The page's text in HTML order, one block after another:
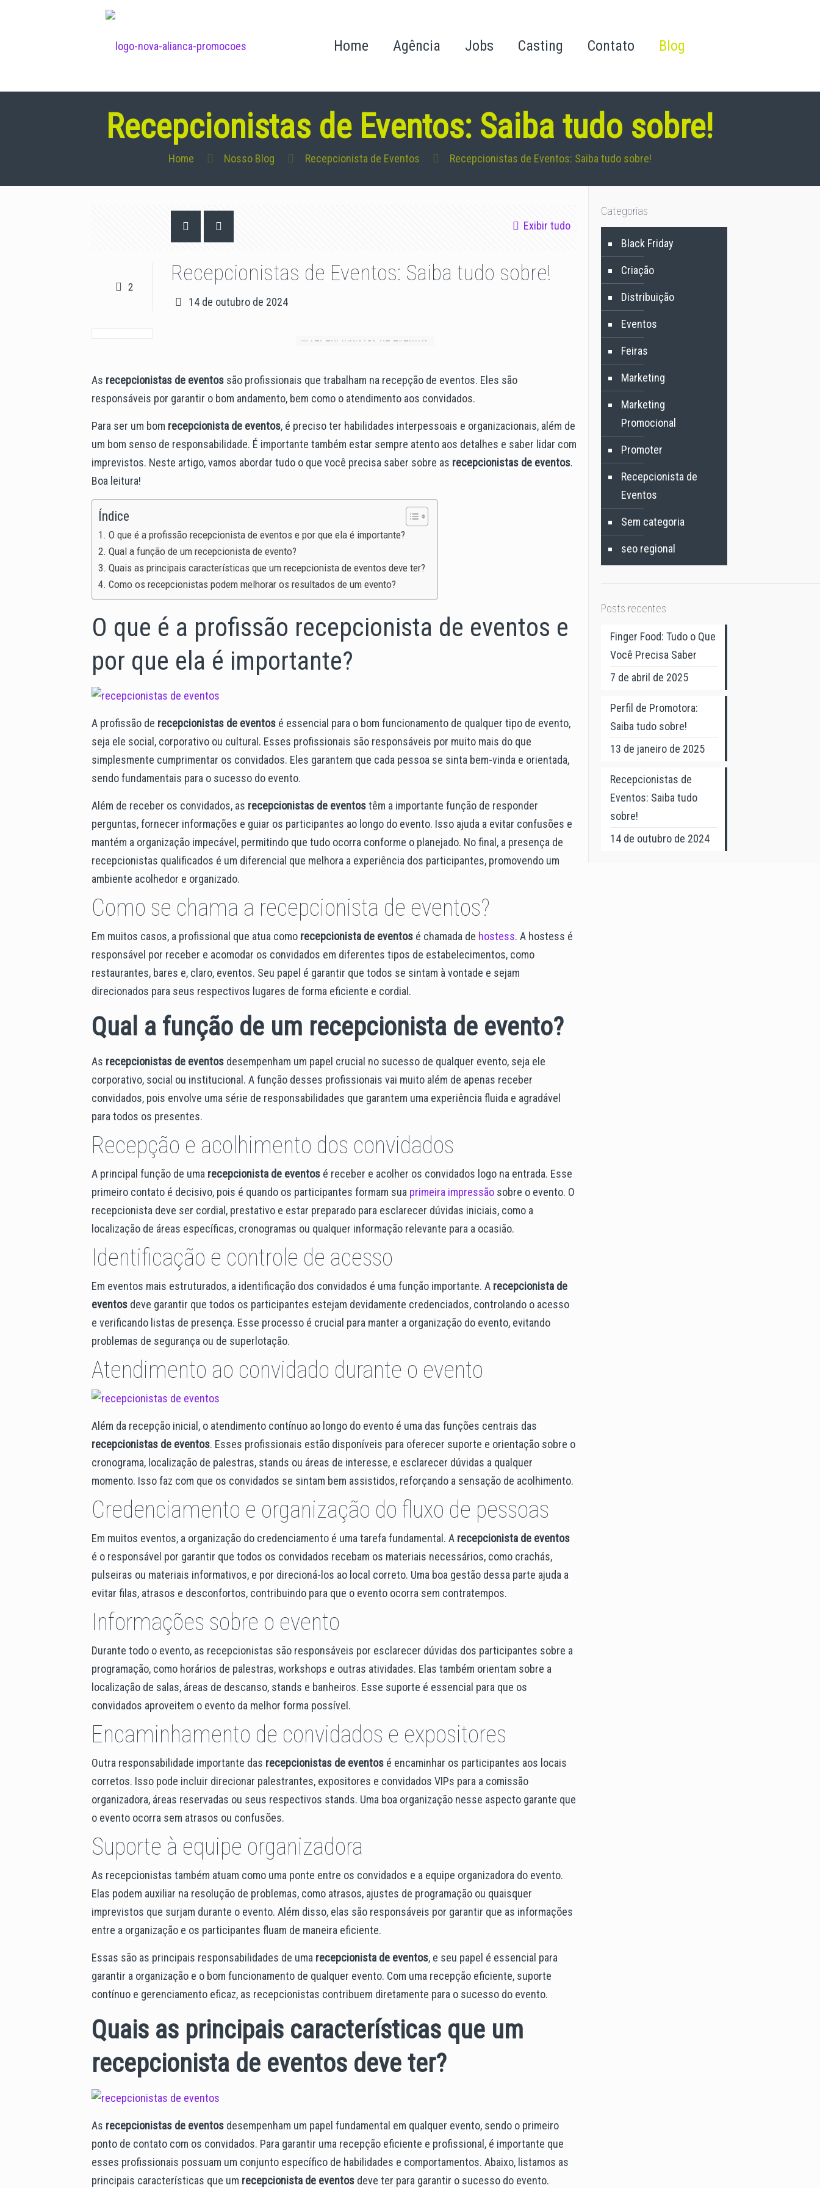
Home Agência Jobs Casting Contato Blog
Recepcionistas de Eventos: Saiba tudo sobre!
Home Nosso Blog Recepcionista de Eventos Recepcionistas de Eventos: Saiba tudo sobre!
Exibir tudo
2
Recepcionistas de Eventos: Saiba tudo sobre!
14 de outubro de 2024
As recepcionistas de eventos são profissionais que trabalham na recepção de eventos. Eles são
responsáveis por garantir o bom andamento, bem como o atendimento aos convidados.
Para ser um bom recepcionista de eventos, é preciso ter habilidades interpessoais e organizacionais, além de
um bom senso de responsabilidade. É importante também estar sempre atento aos detalhes e saber lidar com
imprevistos. Neste artigo, vamos abordar tudo o que você precisa saber sobre as recepcionistas de eventos.
Boa leitura!
Índice
O que é a profissão recepcionista de eventos e por que ela é importante?
Qual a função de um recepcionista de evento?
Quais as principais características que um recepcionista de eventos deve ter?
Como os recepcionistas podem melhorar os resultados de um evento?
O que é a profissão recepcionista de eventos e
por que ela é importante?
A profissão de recepcionistas de eventos é essencial para o bom funcionamento de qualquer tipo de evento,
seja ele social, corporativo ou cultural. Esses profissionais são responsáveis por muito mais do que
simplesmente cumprimentar os convidados. Eles garantem que cada pessoa se sinta bem-vinda e orientada,
sendo fundamentais para o sucesso do evento.
Além de receber os convidados, as recepcionistas de eventostêm a importante função de responder
perguntas, fornecer informações e guiar os participantes ao longo do evento. Isso ajuda a evitar confusões e
mantém a organização impecável, permitindo que tudo ocorra conforme o planejado. No final, a presença de
recepcionistas qualificados é um diferencial que melhora a experiência dos participantes, promovendo um
ambiente acolhedor e organizado.
Como se chama a recepcionista de eventos?
Em muitos casos, a profissional que atua como recepcionista de eventos é chamada de hostess. A hostess é
responsável por receber e acomodar os convidados em diferentes tipos de estabelecimentos, como
restaurantes, bares e, claro, eventos. Seu papel é garantir que todos se sintam à vontade e sejam
direcionados para seus respectivos lugares de forma eficiente e cordial.
Qual a função de um recepcionista de evento?
As recepcionistas de eventos desempenham um papel crucial no sucesso de qualquer evento, seja ele
corporativo, social ou institucional. A função desses profissionais vai muito além de apenas receber
convidados, pois envolve uma série de responsabilidades que garantem uma experiência fluida e agradável
para todos os presentes.
Recepção e acolhimento dos convidados
A principal função de uma recepcionista de eventos é receber e acolher os convidados logo na entrada. Esse
primeiro contato é decisivo, pois é quando os participantes formam sua primeira impressão sobre o evento. O
recepcionista deve ser cordial, prestativo e estar preparado para esclarecer dúvidas iniciais, como a
localização de áreas específicas, cronogramas ou qualquer informação relevante para a ocasião.
Identificação e controle de acesso
Em eventos mais estruturados, a identificação dos convidados é uma função importante. A recepcionista de
eventos deve garantir que todos os participantes estejam devidamente credenciados, controlando o acesso
e verificando listas de presença. Esse processo é crucial para manter a organização do evento, evitando
problemas de segurança ou de superlotação.
Atendimento ao convidado durante o evento
Além da recepção inicial, o atendimento contínuo ao longo do evento é uma das funções centrais das
recepcionistas de eventos. Esses profissionais estão disponíveis para oferecer suporte e orientação sobre o
cronograma, localização de palestras, stands ou áreas de interesse, e esclarecer dúvidas a qualquer
momento. Isso faz com que os convidados se sintam bem assistidos, reforçando a sensação de acolhimento.
Credenciamento e organização do fluxo de pessoas
Em muitos eventos, a organização do credenciamento é uma tarefa fundamental. A recepcionista de eventos
é o responsável por garantir que todos os convidados recebam os materiais necessários, como crachás,
pulseiras ou materiais informativos, e por direcioná-los ao local correto. Uma boa gestão dessa parte ajuda a
evitar filas, atrasos e desconfortos, contribuindo para que o evento ocorra sem contratempos.
Informações sobre o evento
Durante todo o evento, as recepcionistas são responsáveis por esclarecer dúvidas dos participantes sobre a
programação, como horários de palestras, workshops e outras atividades. Elas também orientam sobre a
localização de salas, áreas de descanso, stands e banheiros. Esse suporte é essencial para que os
convidados aproveitem o evento da melhor forma possível.
Encaminhamento de convidados e expositores
Outra responsabilidade importante das recepcionistas de eventos é encaminhar os participantes aos locais
corretos. Isso pode incluir direcionar palestrantes, expositores e convidados VIPs para a comissão
organizadora, áreas reservadas ou seus respectivos stands. Uma boa organização nesse aspecto garante que
o evento ocorra sem atrasos ou confusões.
Suporte à equipe organizadora
As recepcionistas também atuam como uma ponte entre os convidados e a equipe organizadora do evento.
Elas podem auxiliar na resolução de problemas, como atrasos, ajustes de programação ou quaisquer
imprevistos que surjam durante o evento. Além disso, elas são responsáveis por garantir que as informações
entre a organização e os participantes fluam de maneira eficiente.
Essas são as principais responsabilidades de uma recepcionista de eventos, e seu papel é essencial para
garantir a organização e o bom funcionamento de qualquer evento. Com uma recepção eficiente, suporte
contínuo e gerenciamento eficaz, as recepcionistas contribuem diretamente para o sucesso do evento.
Quais as principais características que um
recepcionista de eventos deve ter?
As recepcionistas de eventos desempenham um papel fundamental em qualquer evento, sendo o primeiro
ponto de contato com os convidados. Para garantir uma recepção eficiente e profissional, é importante que
esses profissionais possuam um conjunto específico de habilidades e comportamentos. Abaixo, listamos as
principais características que um recepcionista de eventos deve ter para garantir o sucesso do evento.
Categorias
Black Friday
Criação
Distribuição
Eventos
Feiras
Marketing
Marketing
Promocional
Promoter
Recepcionista de
Eventos
Sem categoria
seo regional
Posts recentes
Finger Food: Tudo o Que
Você Precisa Saber
7 de abril de 2025
Perfil de Promotora:
Saiba tudo sobre!
13 de janeiro de 2025
Recepcionistas de
Eventos: Saiba tudo
sobre!
14 de outubro de 2024